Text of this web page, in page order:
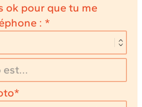
ok pour que tu me
: